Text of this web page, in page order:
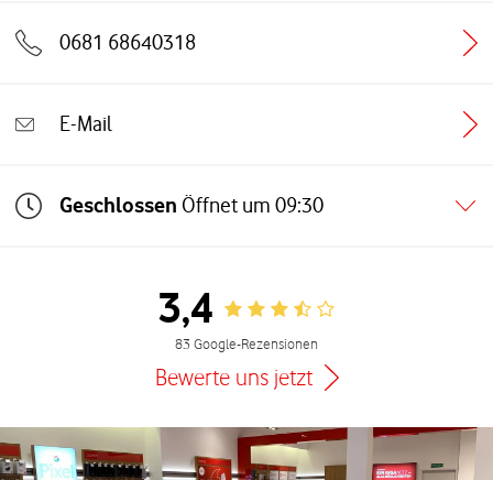
0681 68640318
E-Mail
Geschlossen Öffnet um 09:30
3,4 Rating 3.4
83 Google-Rezensionen
Bewerte uns jetzt